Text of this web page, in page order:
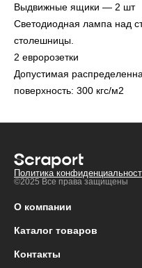
Выдвижные ящики — 2 шт
Светодиодная лампа над
столешницы.
2 евророзетки
Допустимая
поверхность: 300 кгс/м2
Политика
©2025 Все права защищены
О компании
Каталог товаров
Контакты